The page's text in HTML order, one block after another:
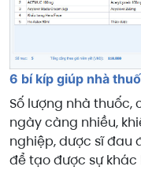
6 bí kíp giúp nhà
Số lượng nhà thuốc,
ngày càng nhiều,
nghiệp, dược sĩ đau
để tạo được sự